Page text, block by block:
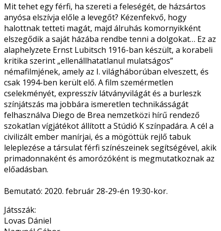
Mit tehet egy férfi, ha szereti a feleségét, de házsártos
anyósa elszívja előle a levegőt? Kézenfekvő, hogy
halottnak tetteti magát, majd álruhás komornyikként
elszegődik a saját házába rendbe tenni a dolgokat… Ez az
alaphelyzete Ernst Lubitsch 1916-ban készült, a korabeli
kritika szerint „ellenállhatatlanul mulatságos”
némafilmjének, amely az I. világháborúban elveszett, és
csak 1994-ben került elő. A film szemérmetlen
cselekményét, expresszív látványvilágát és a burleszk
színjátszás ma jobbára ismeretlen technikásságát
felhasználva Diego de Brea nemzetközi hírű rendező
szokatlan vígjátékot állított a Stúdió K színpadára. A cél a
civilizált ember manírjai, és a mögöttük rejlő tabuk
leleplezése a társulat férfi színészeinek segítségével, akik
primadonnaként és amorózóként is megmutatkoznak az
előadásban.
Bemutató: 2020. február 28-29-én 19:30-kor.
Játsszák:
Lovas Dániel